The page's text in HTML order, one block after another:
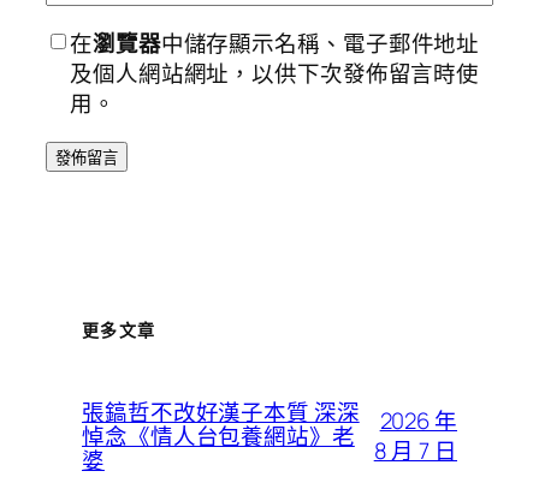
在瀏覽器中儲存顯示名稱、電子郵件地址
及個人網站網址，以供下次發佈留言時使
用。
更多文章
張鎬哲不改好漢子本質 深深
悼念《情人台包養網站》老
婆
2026 年
8 月 7 日